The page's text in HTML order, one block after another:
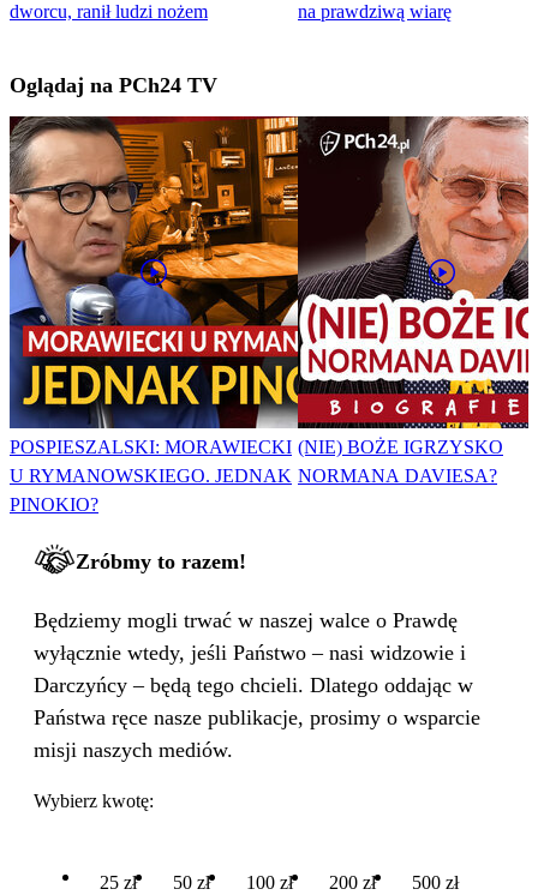
dworcu, ranił ludzi nożem
na prawdziwą wiarę
Oglądaj na PCh24 TV
POSPIESZALSKI: MORAWIECKI
U RYMANOWSKIEGO. JEDNAK
PINOKIO?
(NIE) BOŻE IGRZYSKO
NORMANA DAVIESA?
Zróbmy to razem!
Będziemy mogli trwać w naszej walce o Prawdę
wyłącznie wtedy, jeśli Państwo – nasi widzowie i
Darczyńcy – będą tego chcieli. Dlatego oddając w
Państwa ręce nasze publikacje, prosimy o wsparcie
misji naszych mediów.
Wybierz kwotę:
25 zł 50 zł 100 zł 200 zł 500 zł